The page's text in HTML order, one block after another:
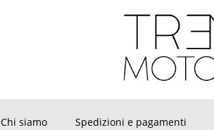
Chi siamo Spedizioni e pagamenti